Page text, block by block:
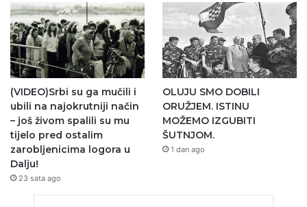
(VIDEO)Srbi su ga mučili i
ubili na najokrutniji način
– još živom spalili su mu
tijelo pred ostalim
zarobljenicima logora u
Dalju!
23 sata ago
OLUJU SMO DOBILI
ORUŽJEM. ISTINU
MOŽEMO IZGUBITI
ŠUTNJOM.
1 dan ago